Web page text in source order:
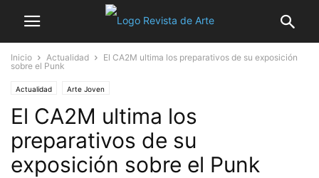
Inicio Actualidad
El CA2M ultima los preparativos de su exposición
sobre el Punk
Actualidad Arte Joven
El CA2M ultima los
preparativos de su
exposición sobre el Punk